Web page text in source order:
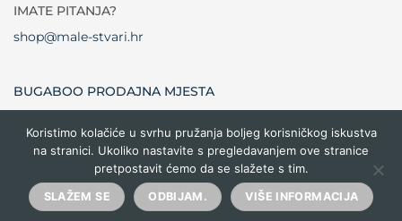
IMATE PITANJA?
shop@male-stvari.hr
BUGABOO PRODAJNA MJESTA
Visa MasterCardMaestro Dinners
Club
Credit
Card
Cash
Delivery
Copyright 2026 ©Male stvari
Koristimo kolačiće u svrhu pružanja boljeg korisničkog iskustva
na stranici. Ukoliko nastavite s pregledavanjem ove stranice
pretpostavit ćemo da se slažete s tim.
SLAŽEM SE ODBIJAM. VIŠE INFORMACIJA